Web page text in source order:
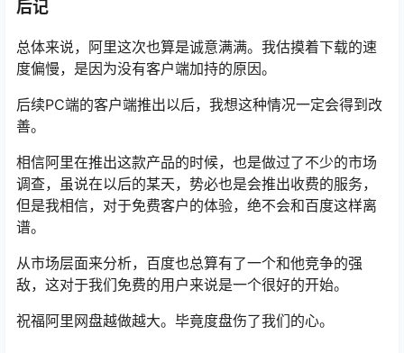
后记
总体来说，阿里这次也算是诚意满满。我估摸着下载的速
度偏慢，是因为没有客户端加持的原因。
后续PC端的客户端推出以后，我想这种情况一定会得到改
善。
相信阿里在推出这款产品的时候，也是做过了不少的市场
调查，虽说在以后的某天，势必也是会推出收费的服务，
但是我相信，对于免费客户的体验，绝不会和百度这样离
谱。
从市场层面来分析，百度也总算有了一个和他竞争的强
敌，这对于我们免费的用户来说是一个很好的开始。
祝福阿里网盘越做越大。毕竟度盘伤了我们的心。